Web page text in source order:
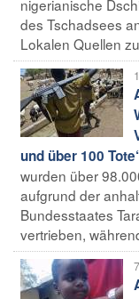
nigerianische
des Tschadsees
Lokalen Quellen
und über 100
wurden über
aufgrund der
Bundesstaates
vertrieben,